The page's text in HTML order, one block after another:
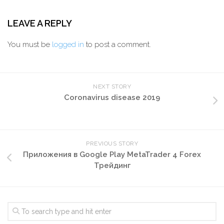
LEAVE A REPLY
You must be logged in to post a comment.
NEXT STORY
Coronavirus disease 2019
PREVIOUS STORY
Приложения в Google Play MetaTrader 4 Forex
Трейдинг